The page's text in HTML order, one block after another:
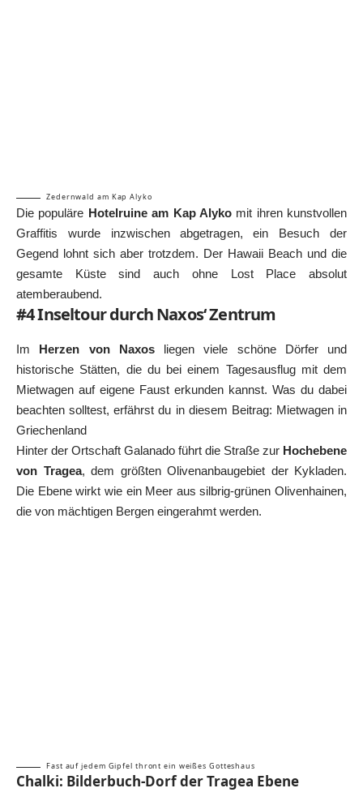
Zedernwald am Kap Alyko
Die populäre Hotelruine am Kap Alykomit ihren kunstvollen
Graffitis wurde inzwischen abgetragen, ein Besuch der
Gegend lohnt sich aber trotzdem. Der Hawaii Beach und die
gesamte Küste sind auch ohne Lost Place absolut
atemberaubend.
#4 Inseltour durch Naxos‘ Zentrum
Im Herzen von Naxosliegen viele schöne Dörfer und
historische Stätten, die du bei einem Tagesausflug mit dem
Mietwagen auf eigene Faust erkunden kannst. Was du dabei
beachten solltest, erfährst du in diesem Beitrag: Mietwagen in
Griechenland
Hinter der Ortschaft Galanado führt die Straße zur Hochebene
von Tragea, dem größten Olivenanbaugebiet der Kykladen.
Die Ebene wirkt wie ein Meer aus silbrig-grünen Olivenhainen,
die von mächtigen Bergen eingerahmt werden.
Fast auf jedem Gipfel thront ein weißes Gotteshaus
Chalki: Bilderbuch-Dorf der Tragea Ebene